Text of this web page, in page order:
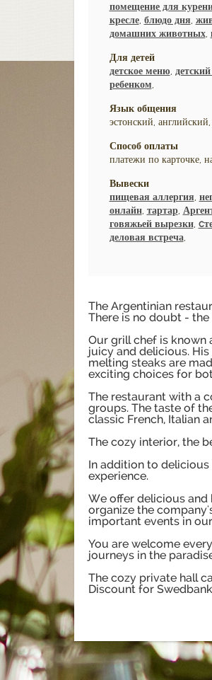
помещение для
кресле, блюдо дня,
домашних животных,
Для детей
детское меню,
ребенком,
Язык общения
эстонский,
Способ оплаты
платежи по карточке,
Вывески
пищевая аллергия,
онлайн, тартар,
говяжьей вырезки,
деловая встреча,
The Argentinian
There is no doubt -
Our grill chef is known
juicy and delicious.
melting steaks are
exciting choices for
The restaurant with a
groups. The taste of
classic French, Italian
The cozy interior, the
In addition to
experience.
We offer delicious and
organize the
important events in
You are welcome
journeys in the
The cozy private hall
Discount for